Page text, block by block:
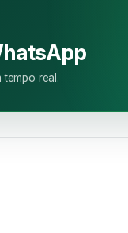
tempo real.